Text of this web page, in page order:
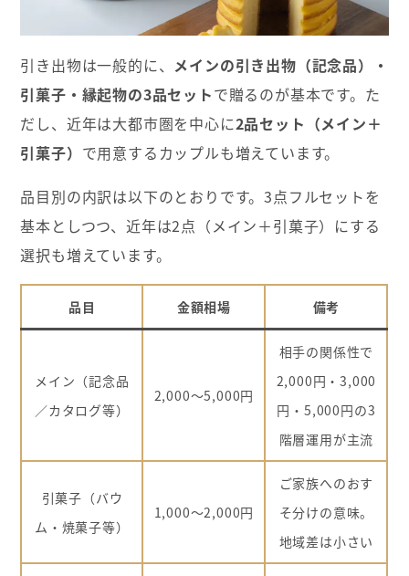
引き出物は一般的に、 メインの引き出物（記念品）・
引菓子・縁起物の3品セットで贈るのが基本です。た
だし、近年は大都市圏を中心に2品セット（メイン＋
引菓子） で用意するカップルも増えています。
品目別の内訳は以下のとおりです。3点フルセットを
基本としつつ、近年は2点（メイン＋引菓子）にする
選択も増えています。
品目 金額相場 備考
メイン（記念品
／カタログ等）
2,000〜5,000円
相手の関係性で
2,000円・3,000
円・5,000円の3
階層運用が主流
引菓子（バウ
ム・焼菓子等）
1,000〜2,000円
ご家族へのおす
そ分けの意味。
地域差は小さい